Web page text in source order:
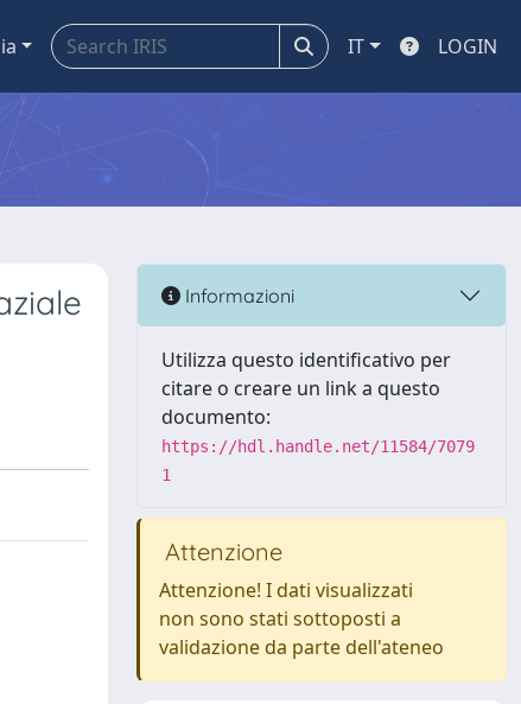
IT LOGIN
Informazioni
Utilizza questo identificativo per
citare o creare un link a questo
documento:
https://hdl.handle.net/11584/7079
1
Attenzione
Attenzione! I dati visualizzati
non sono stati sottoposti a
validazione da parte dell'ateneo